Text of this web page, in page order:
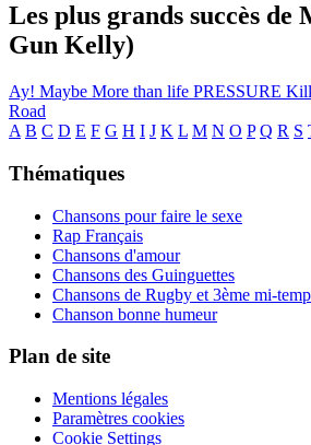
Les plus grands succès
Gun Kelly)
Ay! Maybe More than life PRESSURE
Road
A B C D E F G H I J K L M N O P Q R S
Thématiques
Chansons pour faire le sexe
Rap Français
Chansons d'amour
Chansons des Guinguettes
Chansons de Rugby et 3ème mi-
Chanson bonne humeur
Plan de site
Mentions légales
Paramètres cookies
Cookie Settings